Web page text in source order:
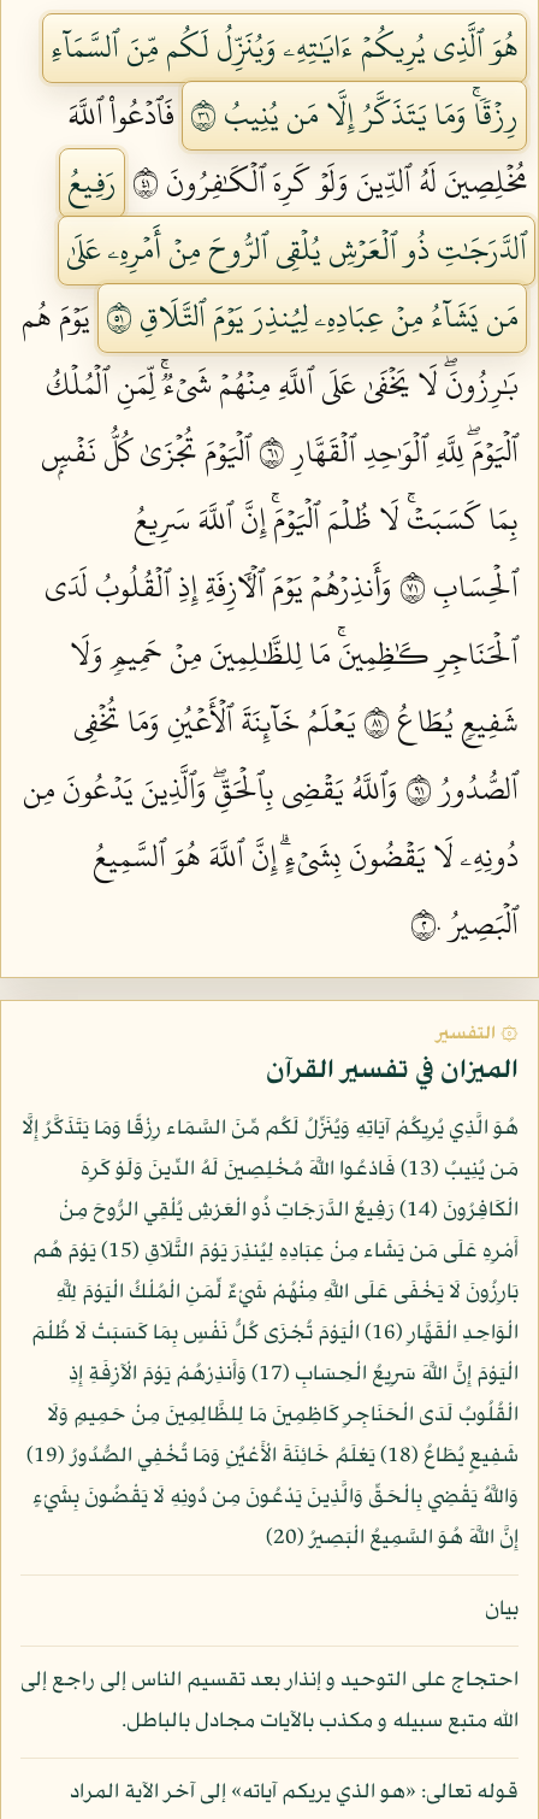
هُوَ ٱلَّذِي يُرِيكُمۡ ءَايَٰتِهِۦ وَيُنَزِّلُ لَكُم مِّنَ ٱلسَّمَآءِ
رِزۡقٗاۚ وَمَا يَتَذَكَّرُ إِلَّا مَن يُنِيبُ ١٣
فَٱدۡعُواْ ٱللَّهَ
مُخۡلِصِينَ لَهُ ٱلدِّينَ وَلَوۡ كَرِهَ ٱلۡكَٰفِرُونَ ١٤
رَفِيعُ
ٱلدَّرَجَٰتِ ذُو ٱلۡعَرۡشِ يُلۡقِي ٱلرُّوحَ مِنۡ أَمۡرِهِۦ عَلَىٰ
مَن يَشَآءُ مِنۡ عِبَادِهِۦ لِيُنذِرَ يَوۡمَ ٱلتَّلَاقِ ١٥
يَوۡمَ هُم
بَٰرِزُونَۖ لَا يَخۡفَىٰ عَلَى ٱللَّهِ مِنۡهُمۡ شَيۡءٞۚ لِّمَنِ ٱلۡمُلۡكُ
ٱلۡيَوۡمَۖ لِلَّهِ ٱلۡوَٰحِدِ ٱلۡقَهَّارِ ١٦
ٱلۡيَوۡمَ تُجۡزَىٰ كُلُّ نَفۡسِۭ
بِمَا كَسَبَتۡۚ لَا ظُلۡمَ ٱلۡيَوۡمَۚ إِنَّ ٱللَّهَ سَرِيعُ
ٱلۡحِسَابِ ١٧
وَأَنذِرۡهُمۡ يَوۡمَ ٱلۡأٓزِفَةِ إِذِ ٱلۡقُلُوبُ لَدَى
ٱلۡحَنَاجِرِ كَٰظِمِينَۚ مَا لِلظَّٰلِمِينَ مِنۡ حَمِيمٖ وَلَا
شَفِيعٖ يُطَاعُ ١٨
يَعۡلَمُ خَآئِنَةَ ٱلۡأَعۡيُنِ وَمَا تُخۡفِي
ٱلصُّدُورُ ١٩
وَٱللَّهُ يَقۡضِي بِٱلۡحَقِّۖ وَٱلَّذِينَ يَدۡعُونَ مِن
دُونِهِۦ لَا يَقۡضُونَ بِشَيۡءٍۗ إِنَّ ٱللَّهَ هُوَ ٱلسَّمِيعُ
ٱلۡبَصِيرُ ٢٠
۞ التفسير
الميزان في تفسير القرآن
هُوَ الَّذِي يُرِيكُمْ آيَاتِهِ وَيُنَزِّلُ لَكُم مِّنَ السَّمَاء رِزْقًا وَمَا يَتَذَكَّرُ إِلَّا
مَن يُنِيبُ (13) فَادْعُوا اللَّهَ مُخْلِصِينَ لَهُ الدِّينَ وَلَوْ كَرِهَ
الْكَافِرُونَ (14) رَفِيعُ الدَّرَجَاتِ ذُو الْعَرْشِ يُلْقِي الرُّوحَ مِنْ
أَمْرِهِ عَلَى مَن يَشَاء مِنْ عِبَادِهِ لِيُنذِرَ يَوْمَ التَّلَاقِ (15) يَوْمَ هُم
بَارِزُونَ لَا يَخْفَى عَلَى اللَّهِ مِنْهُمْ شَيْءٌ لِّمَنِ الْمُلْكُ الْيَوْمَ لِلَّهِ
الْوَاحِدِ الْقَهَّارِ (16) الْيَوْمَ تُجْزَى كُلُّ نَفْسٍ بِمَا كَسَبَتْ لَا ظُلْمَ
الْيَوْمَ إِنَّ اللَّهَ سَرِيعُ الْحِسَابِ (17) وَأَنذِرْهُمْ يَوْمَ الْآزِفَةِ إِذِ
الْقُلُوبُ لَدَى الْحَنَاجِرِ كَاظِمِينَ مَا لِلظَّالِمِينَ مِنْ حَمِيمٍ وَلَا
شَفِيعٍ يُطَاعُ (18) يَعْلَمُ خَائِنَةَ الْأَعْيُنِ وَمَا تُخْفِي الصُّدُورُ (19)
وَاللَّهُ يَقْضِي بِالْحَقِّ وَالَّذِينَ يَدْعُونَ مِن دُونِهِ لَا يَقْضُونَ بِشَيْءٍ
إِنَّ اللَّهَ هُوَ السَّمِيعُ الْبَصِيرُ (20)
بيان
احتجاج على التوحيد و إنذار بعد تقسيم الناس إلى راجع إلى
الله متبع سبيله و مكذب بالآيات مجادل بالباطل.
قوله تعالى: «هو الذي يريكم آياته» إلى آخر الآية المراد